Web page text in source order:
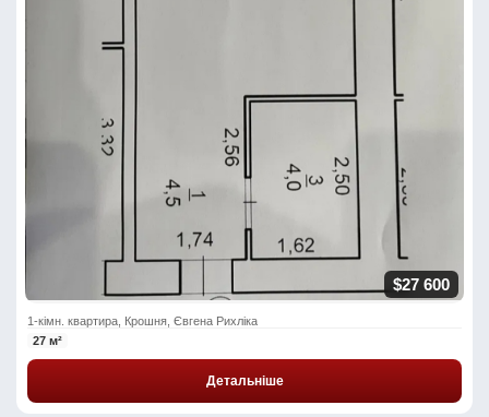
$27 600
1-кімн. квартира, Крошня, Євгена Рихліка
27 м²
Детальніше